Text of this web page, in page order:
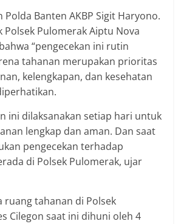
Polda Banten AKBP Sigit Haryono.
Polsek Pulomerak Aiptu Nova
“pengecekan ini rutin
tahanan merupakan prioritas
kelengkapan, dan kesehatan
ini dilaksanakan setiap hari untuk
lengkap dan aman. Dan saat
pengecekan terhadap
di Polsek Pulomerak, ujar
ruang tahanan di Polsek
Cilegon saat ini dihuni oleh 4